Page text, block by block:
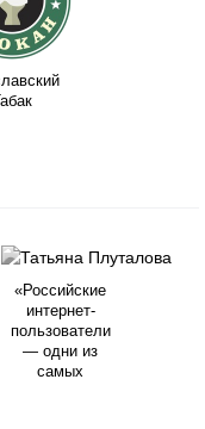
«Российские
интернет-
пользователи
— одни из
самых